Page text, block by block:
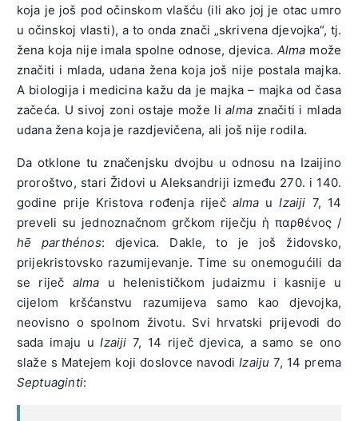
koja je još pod očinskom vlašću (ili ako joj je otac umro
u očinskoj vlasti), a to onda znači „skrivena djevojka“, tj.
žena koja nije imala spolne odnose, djevica. Alma može
značiti i mlada, udana žena koja još nije postala majka.
A biologija i medicina kažu da je majka – majka od časa
začeća. U sivoj zoni ostaje može lialma značiti i mlada
udana žena koja je razdjevičena, ali još nije rodila.
Da otklone tu značenjsku dvojbu u odnosu na Izaijino
proroštvo, stari Židovi u Aleksandriji između 270. i 140.
godine prije Kristova rođenja riječ alma uIzaiji 7, 14
preveli su jednoznačnom grčkom riječju ἡ παρθένος /
hē parthénos: djevica. Dakle, to je još židovsko,
prijekristovsko razumijevanje. Time su onemogućili da
se riječ alma u helenističkom judaizmu i kasnije u
cijelom kršćanstvu razumijeva samo kao djevojka,
neovisno o spolnom životu. Svi hrvatski prijevodi do
sada imaju uIzaiji 7, 14 riječ djevica, a samo se ono
slaže s Matejem koji doslovce navodiIzaiju 7, 14 prema
Septuaginti: